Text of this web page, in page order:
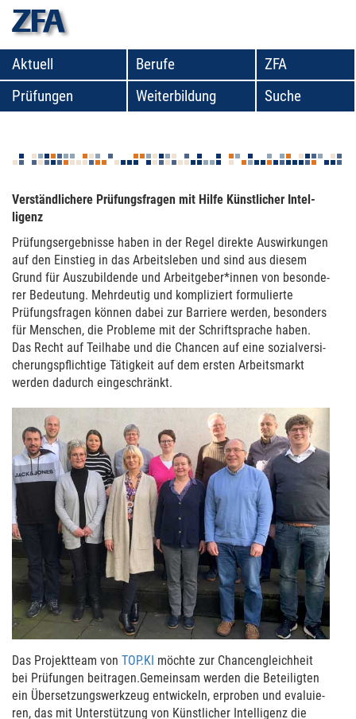
zfa
Aktuell Berufe
ZFA
Prüfungen
Weiterbildung Suche
Verbundprojekt TOP.KI geht an den Start
Ver­ständ­li­chere Prüfungsfra­gen mit Hilfe Künst­li­cher Intel­
ligenz
Prüfungs­er­geb­nisse haben in der Regel direkte Aus­wirkun­gen
auf den Einstieg in das Arbeits­le­ben und sind aus diesem
Grund für Aus­zu­bildende und Arbeitgeber*innen von besonde­
rer Bedeu­tung. Mehr­deu­tig und kompliziert formulierte
Prüfungsfra­gen können dabei zur Barriere werden, besonders
für Men­schen, die Pro­bleme mit der Schrift­spra­che haben.
Das Recht auf Teilhabe und die Chancen auf eine sozialver­si­
cherungs­pflich­tige Tätigkeit auf dem ersten Arbeitsmarkt
werden dadurch ein­ge­schränkt.
Das Pro­jektteam von TOP.KI möchte zur Chan­cen­gleichheit
bei Prüfun­gen bei­tra­gen.Gemein­sam werden die Betei­lig­ten
ein Über­setzungs­werkzeug ent­wi­ckeln, erpro­ben und eva­lu­ie­
ren, das mit Unter­stützung von Künst­li­cher Intel­ligenz die